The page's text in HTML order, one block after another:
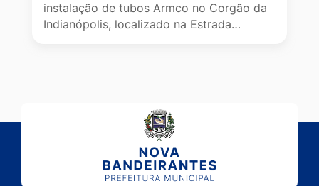
instalação de tubos Armco no Corgão da
Indianópolis, localizado na Estrada…